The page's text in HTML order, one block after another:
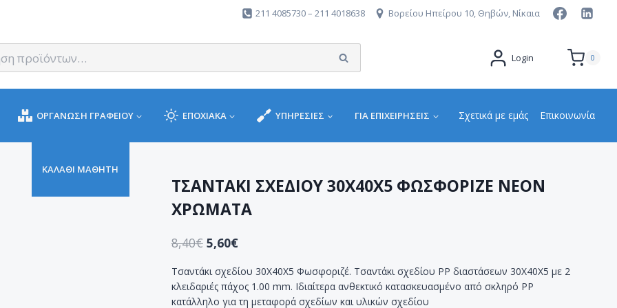
211 4085730 – 211 4018638 Βορείου Ηπείρου 10, Θηβών, Νίκαια
Αναζήτηση Login 0
ΟΡΓΑΝΩΣΗ ΓΡΑΦΕΙΟΥ ΕΠΟΧΙΑΚΑ ΥΠΗΡΕΣΙΕΣ ΓΙΑ ΕΠΙΧΕΙΡΉΣΕΙΣ
ΚΑΛΑΘΙ ΜΑΘΗΤΗ
Σχετικά με εμάς Επικοινωνία
ΤΣΑΝΤΑΚΙ ΣΧΕΔΙΟΥ 30Χ40Χ5 ΦΩΣΦΟΡΙΖΕ ΝΕΟΝ
ΧΡΩΜΑΤΑ
8,40€ 5,60€
Τσαντάκι σχεδίου 30X40X5 Φωσφοριζέ. Τσαντάκι σχεδίου PP διαστάσεων 30Χ40Χ5 με 2
κλειδαριές πάχος 1.00 mm. Ιδιαίτερα ανθεκτικό κατασκευασμένο από σκληρό PP
κατάλληλο για τη μεταφορά σχεδίων και υλικών σχεδίου